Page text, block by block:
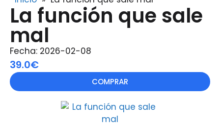
La función que sale
mal
Fecha: 2026-02-08
39.0€
COMPRAR